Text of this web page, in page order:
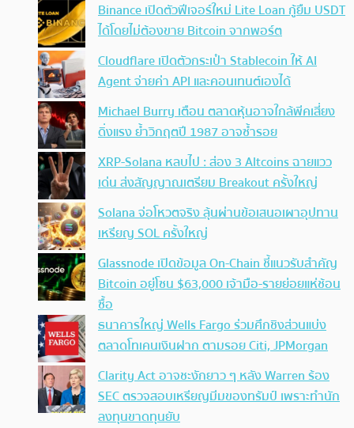
Binance เปิดตัวฟีเจอร์ใหม่ Lite Loan กู้ยืม USDT
ได้โดยไม่ต้องขาย Bitcoin จากพอร์ต
Cloudflare เปิดตัวกระเป๋า Stablecoin ให้ AI
Agent จ่ายค่า API และคอนเทนต์เองได้
Michael Burry เตือน ตลาดหุ้นอาจใกล้พีคเสี่ยง
ดิ่งแรง ย้ำวิกฤตปี 1987 อาจซ้ำรอย
XRP-Solana หลบไป : ส่อง 3 Altcoins ฉายแวว
เด่น ส่งสัญญาณเตรียม Breakout ครั้งใหญ่
Solana จ่อโหวตจริง ลุ้นผ่านข้อเสนอเผาอุปทาน
เหรียญ SOL ครั้งใหญ่
Glassnode เปิดข้อมูล On-Chain ชี้แนวรับสำคัญ
Bitcoin อยู่โซน $63,000 เจ้ามือ-รายย่อยแห่ช้อน
ซื้อ
ธนาคารใหญ่ Wells Fargo ร่วมศึกชิงส่วนแบ่ง
ตลาดโทเคนเงินฝาก ตามรอย Citi, JPMorgan
Clarity Act อาจชะงักยาว ๆ หลัง Warren ร้อง
SEC ตรวจสอบเหรียญมีมของทรัมป์ เพราะทำนัก
ลงทุนขาดทุนยับ